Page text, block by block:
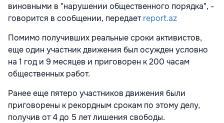
виновными в "нарушении общественного порядка", -
говорится в сообщении, передаетreport.az
Помимо получивших реальные сроки активистов,
еще один участник движения был осужден условно
на 1 год и 9 месяцев и приговорен к 200 часам
общественных работ.
Ранее еще пятеро участников движения были
приговорены к рекордным срокам по этому делу,
получив от 4 до 5 лет лишения свободы.